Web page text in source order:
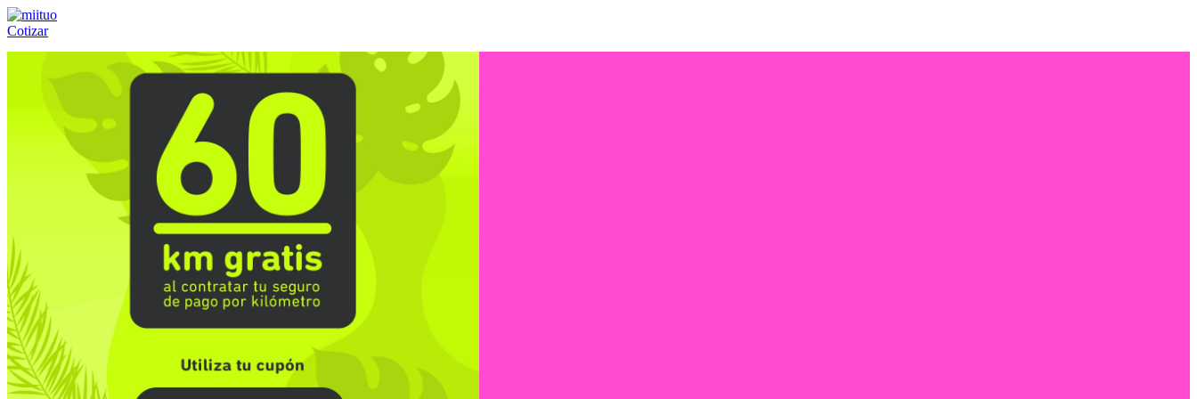
Cotizar
(55) 84-21-05-00ó800-953-00-59